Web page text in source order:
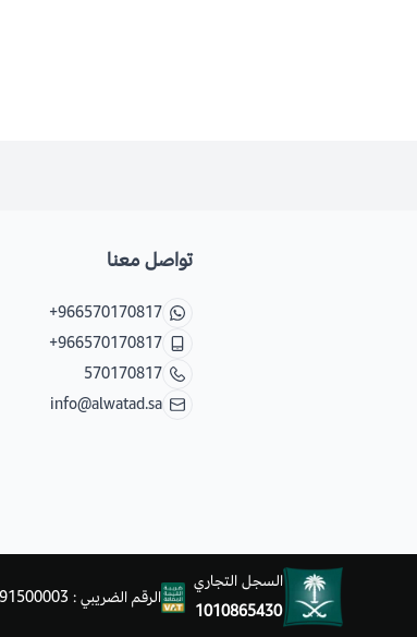
تواصل معنا
+966570170817
+966570170817
570170817
info@alwatad.sa
السجل التجاري
1010865430
الرقم الضريبي : 311724991500003